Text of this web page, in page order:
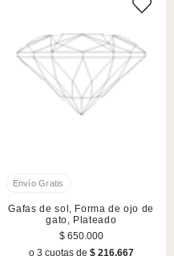
Gafas de sol, Forma de ojo de
gato, Plateado
$ 650.000
o 3 cuotas de $ 216.667